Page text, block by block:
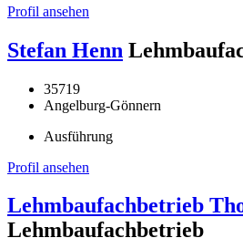
Profil ansehen
Stefan Henn
35719
Angelburg-Gönnern
Ausführung
Profil ansehen
Lehmbaufachbetrieb
Lehmbaufachbetrieb